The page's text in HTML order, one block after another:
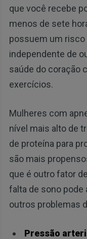
que você recebe
menos de sete
possuem um risco
independente de
saúde do coração
exercícios.
Mulheres com
nível mais alto de
de proteína para
são mais
que é outro fator
falta de sono pode
outros problemas
Pressão